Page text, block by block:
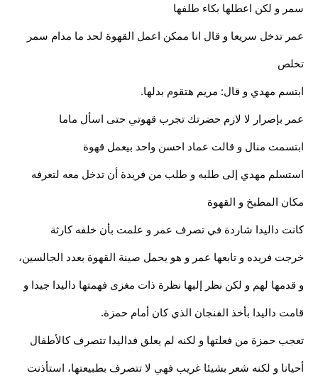
سمر و لكن اعطلها بكاء طلفها
عمر تدخل سريعا و قال انا ممكن اعمل القهوة لحد ما مدام سمر
تخلص
ابتسم مهدي و قال: مريم هتقوم بدلها.
عمر بإصرار لا لازم حضرتك تجرب قهوتي حتى اسأل ماما
ابتسمت منال و قالت عماد احسن واحد بيعمل قهوة
استسلم مهدي إلى طلبه و طلب من فريدة أن تدخل معه لتعرفه
مكان المطبخ و القهوة
كانت داليدا شاردة في تصرف عمر و علمت بأن خلفه كارثة
خرجت فريده و تابعها عمر و هو يحمل صينة القهوة بعدد الجالسين،
و قدمها لهم و لكن نظر إليها نظرة ذات مغزى فهمتها داليدا جيدا و
قامت داليدا بأخذ الفنجان الذي كان أمام حمزة.
تعجب حمزة من فعلتها و لكنه لم يعلق فداليدا تتصرف كالأطفال
أحيانا و لكنه شعر بشيئا غريب فهي لا تتصرف بطبيعتها، استأذنت